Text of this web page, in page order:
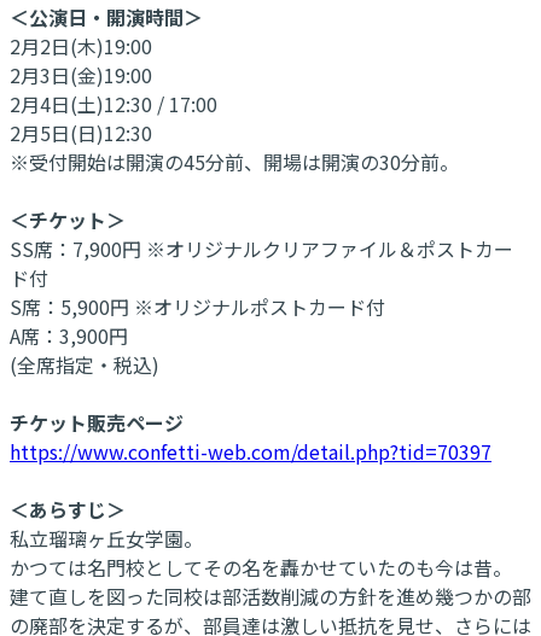
＜公演日・開演時間＞
2月2日(木)19:00
2月3日(金)19:00
2月4日(土)12:30 / 17:00
2月5日(日)12:30
※受付開始は開演の45分前、開場は開演の30分前。
＜チケット＞
SS席：7,900円 ※オリジナルクリアファイル＆ポストカー
ド付
S席：5,900円 ※オリジナルポストカード付
A席：3,900円
(全席指定・税込)
チケット販売ページ
https://www.confetti-web.com/detail.php?tid=70397
＜あらすじ＞
私立瑠璃ヶ丘女学園。
かつては名門校としてその名を轟かせていたのも今は昔。
建て直しを図った同校は部活数削減の方針を進め幾つかの部
の廃部を決定するが、部員達は激しい抵抗を見せ、さらには